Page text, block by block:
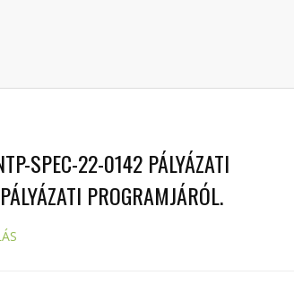
SPEC-22-0142 PÁLYÁZATI
PROGRAMJÁRÓL.